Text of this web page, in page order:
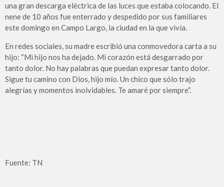
una gran descarga eléctrica de las luces que estaba colocando. El
nene de 10 años fue enterrado y despedido por sus familiares
este domingo en Campo Largo, la ciudad en la que vivía.
En redes sociales, su madre escribió una conmovedora carta a su
hijo: “Mi hijo nos ha dejado. Mi corazón está desgarrado por
tanto dolor. No hay palabras que puedan expresar tanto dolor.
Sigue tu camino con Dios, hijo mío. Un chico que sólo trajo
alegrías y momentos inolvidables. Te amaré por siempre”.
Fuente: TN